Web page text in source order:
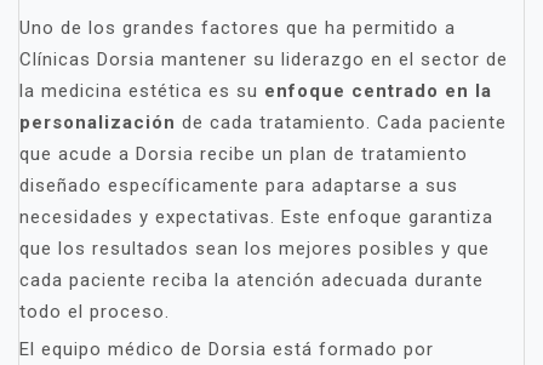
Uno de los grandes factores que ha permitido a
Clínicas Dorsia mantener su liderazgo en el sector de
la medicina estética es su enfoque centrado en la
personalización de cada tratamiento. Cada paciente
que acude a Dorsia recibe un plan de tratamiento
diseñado específicamente para adaptarse a sus
necesidades y expectativas. Este enfoque garantiza
que los resultados sean los mejores posibles y que
cada paciente reciba la atención adecuada durante
todo el proceso.
El equipo médico de Dorsia está formado por